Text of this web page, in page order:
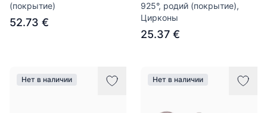
(покрытие)
52.73 €
925°, родий (покрытие),
Цирконы
25.37 €
Нет в наличии Нет в наличии